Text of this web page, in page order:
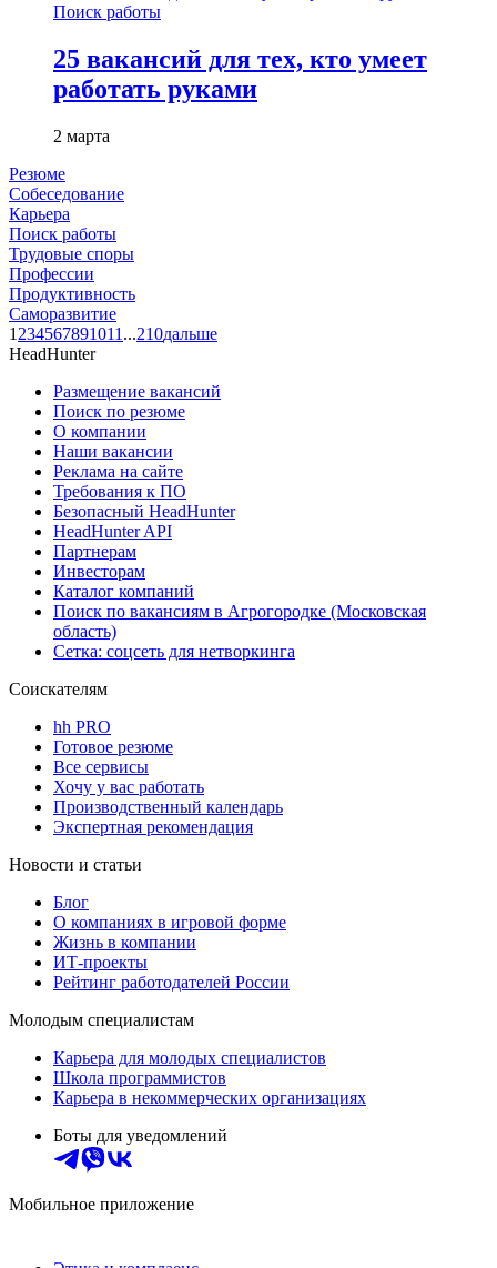
Поиск работы
25 вакансий для тех, кто умеет
работать руками
2 марта
Резюме
Собеседование
Карьера
Поиск работы
Трудовые споры
Профессии
Продуктивность
Саморазвитие
1 234567891011 ...210дальше
HeadHunter
Размещение вакансий
Поиск по резюме
О компании
Наши вакансии
Реклама на сайте
Требования к ПО
Безопасный HeadHunter
HeadHunter API
Партнерам
Инвесторам
Каталог компаний
Поиск по вакансиям в Агрогородке (Московская
область)
Сетка: соцсеть для нетворкинга
Соискателям
hh PRO
Готовое резюме
Все сервисы
Хочу у вас работать
Производственный календарь
Экспертная рекомендация
Новости и статьи
Блог
О компаниях в игровой форме
Жизнь в компании
ИТ-проекты
Рейтинг работодателей России
Молодым специалистам
Карьера для молодых специалистов
Школа программистов
Карьера в некоммерческих организациях
Боты для уведомлений
Мобильное приложение